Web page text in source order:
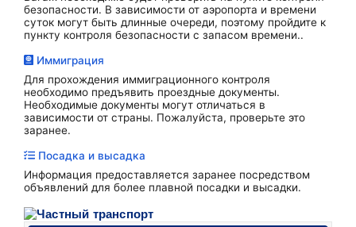
безопасности. В зависимости от аэропорта и времени
суток могут быть длинные очереди, поэтому пройдите к
пункту контроля безопасности с запасом времени..
Иммиграция
Для прохождения иммиграционного контроля
необходимо предъявить проездные документы.
Необходимые документы могут отличаться в
зависимости от страны. Пожалуйста, проверьте это
заранее.
Посадка и высадка
Информация предоставляется заранее посредством
объявлений для более плавной посадки и высадки.